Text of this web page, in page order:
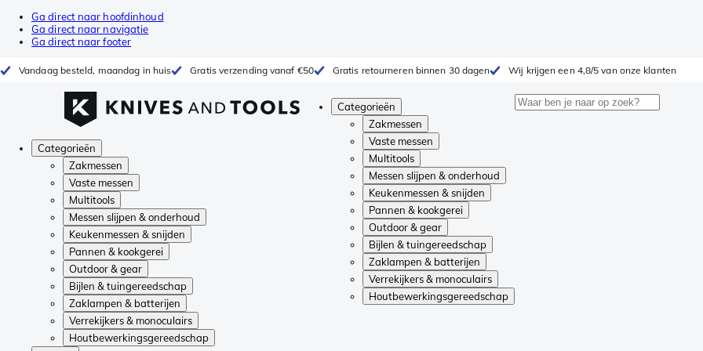
Ga direct naar hoofdinhoud
Ga direct naar navigatie
Ga direct naar footer
Vandaag besteld, maandag in huis Gratis verzending vanaf €50 Gratis retourneren binnen 30 dagen Wij krijgen een 4,8/5 van onze klanten
Categorieën
Zakmessen
Vaste messen
Multitools
Messen slijpen & onderhoud
Keukenmessen & snijden
Pannen & kookgerei
Outdoor & gear
Bijlen & tuingereedschap
Zaklampen & batterijen
Verrekijkers & monoculairs
Houtbewerkingsgereedschap
Categorieën
Zakmessen
Vaste messen
Multitools
Messen slijpen & onderhoud
Keukenmessen & snijden
Pannen & kookgerei
Outdoor & gear
Bijlen & tuingereedschap
Zaklampen & batterijen
Verrekijkers & monoculairs
Houtbewerkingsgereedschap